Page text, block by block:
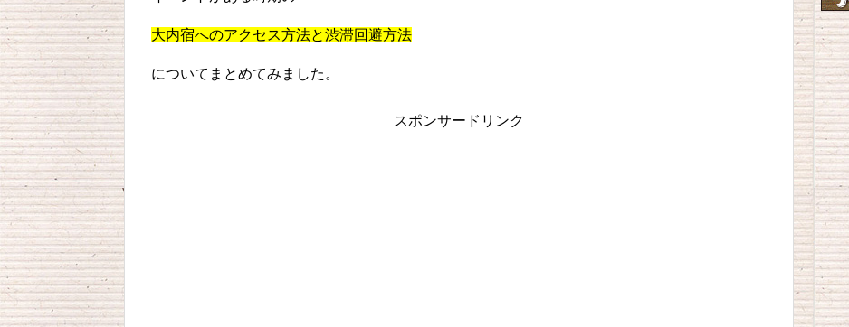
大内宿へのアクセス方法と渋滞回避方法
についてまとめてみました。
スポンサードリンク